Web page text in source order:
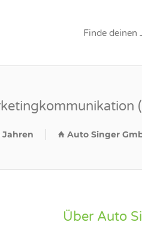
Finde deinen
Jahren Auto Singer
Über Auto